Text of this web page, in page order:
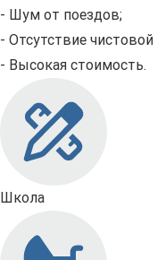
- Шум от поездов;
- Отсутствие чистовой
- Высокая стоимость.
Школа